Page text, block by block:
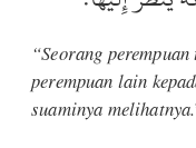
“Seorang
perempuan lain
suaminya melihatnya.